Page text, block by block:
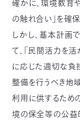
確かに、環境教育
の触れ合い」を確
しかし、基本計画
て、「民間活力を
に応じた適切な負
整備を行うべき地
利用に供するため
境の保全等の公益